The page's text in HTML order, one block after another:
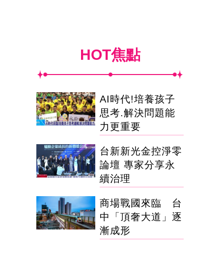
HOT焦點
AI時代!培養孩子
思考.解決問題能
力更重要
台新新光金控淨零
論壇 專家分享永
續治理
商場戰國來臨 台
中「頂奢大道」逐
漸成形